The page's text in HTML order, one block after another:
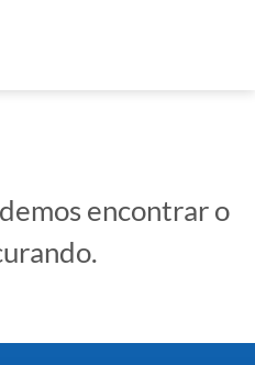
encontrar o